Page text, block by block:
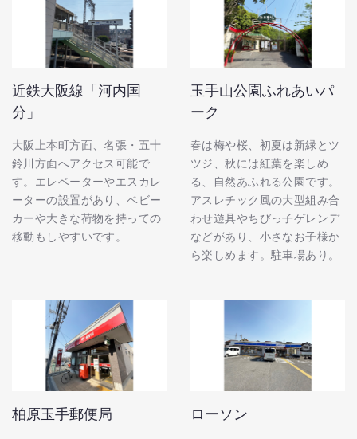
近鉄大阪線「河内国
分」
大阪上本町方面、名張・五十
鈴川方面へアクセス可能で
す。エレベーターやエスカレ
ーターの設置があり、ベビー
カーや大きな荷物を持っての
移動もしやすいです。
玉手山公園ふれあいパ
ーク
春は梅や桜、初夏は新緑とツ
ツジ、秋には紅葉を楽しめ
る、自然あふれる公園です。
アスレチック風の大型組み合
わせ遊具やちびっ子ゲレンデ
などがあり、小さなお子様か
ら楽しめます。駐車場あり。
柏原玉手郵便局 ローソン